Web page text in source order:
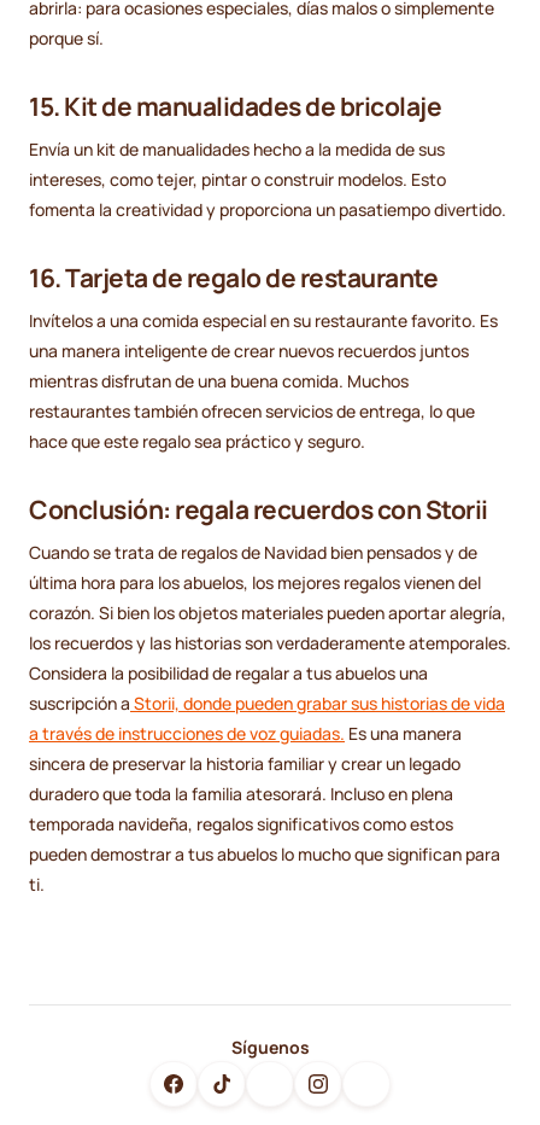
abrirla: para ocasiones especiales, días malos o simplemente
porque sí.
15. Kit de manualidades de bricolaje
Envía un kit de manualidades hecho a la medida de sus
intereses, como tejer, pintar o construir modelos. Esto
fomenta la creatividad y proporciona un pasatiempo divertido.
16. Tarjeta de regalo de restaurante
Invítelos a una comida especial en su restaurante favorito. Es
una manera inteligente de crear nuevos recuerdos juntos
mientras disfrutan de una buena comida. Muchos
restaurantes también ofrecen servicios de entrega, lo que
hace que este regalo sea práctico y seguro.
Conclusión: regala recuerdos con Storii
Cuando se trata de regalos de Navidad bien pensados y de
última hora para los abuelos, los mejores regalos vienen del
corazón. Si bien los objetos materiales pueden aportar alegría,
los recuerdos y las historias son verdaderamente atemporales.
Considera la posibilidad de regalar a tus abuelos una
suscripción a Storii, donde pueden grabar sus historias de vida
a través de instrucciones de voz guiadas. Es una manera
sincera de preservar la historia familiar y crear un legado
duradero que toda la familia atesorará. Incluso en plena
temporada navideña, regalos significativos como estos
pueden demostrar a tus abuelos lo mucho que significan para
ti.
Síguenos